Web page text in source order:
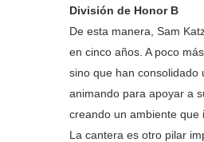
División de Honor B
De esta manera, Sam
en cinco años. A poco
sino que han consolidado
animando para apoyar a
creando un ambiente que
La cantera es otro pilar